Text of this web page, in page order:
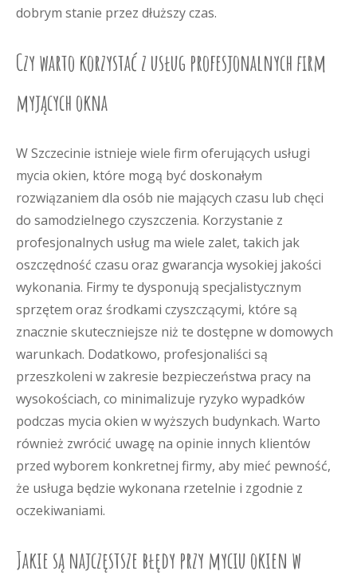
dobrym stanie przez dłuższy czas.
Czy warto korzystać z usług profesjonalnych firm
myjących okna
W Szczecinie istnieje wiele firm oferujących usługi
mycia okien, które mogą być doskonałym
rozwiązaniem dla osób nie mających czasu lub chęci
do samodzielnego czyszczenia. Korzystanie z
profesjonalnych usług ma wiele zalet, takich jak
oszczędność czasu oraz gwarancja wysokiej jakości
wykonania. Firmy te dysponują specjalistycznym
sprzętem oraz środkami czyszczącymi, które są
znacznie skuteczniejsze niż te dostępne w domowych
warunkach. Dodatkowo, profesjonaliści są
przeszkoleni w zakresie bezpieczeństwa pracy na
wysokościach, co minimalizuje ryzyko wypadków
podczas mycia okien w wyższych budynkach. Warto
również zwrócić uwagę na opinie innych klientów
przed wyborem konkretnej firmy, aby mieć pewność,
że usługa będzie wykonana rzetelnie i zgodnie z
oczekiwaniami.
Jakie są najczęstsze błędy przy myciu okien w